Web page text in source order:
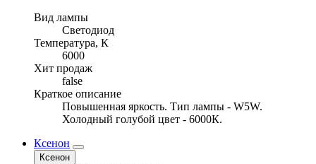
Вид лампы
Светодиод
Температура, К
6000
Хит продаж
false
Краткое описание
Повышенная яркость. Тип лампы - W5W.
Холодный голубой цвет - 6000К.
Ксенон
Ксенон